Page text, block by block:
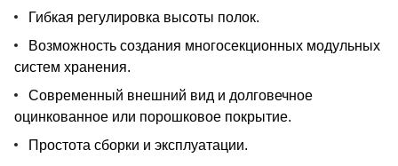
Гибкая регулировка высоты полок.
Возможность создания многосекционных модульных
систем хранения.
Современный внешний вид и долговечное
оцинкованное или порошковое покрытие.
Простота сборки и эксплуатации.